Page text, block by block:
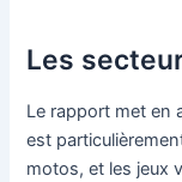
Les
Le rapport met en
est
motos, et les jeux